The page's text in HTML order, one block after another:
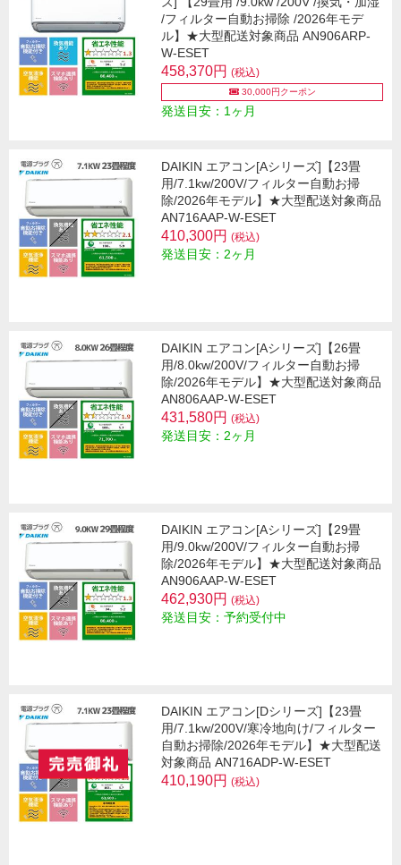
/フィルター自動お掃除 /2026年モデ
ル】★大型配送対象商品 AN906ARP-
W-ESET
458,370円 (税込)
30,000円クーポン
発送目安：1ヶ月
DAIKIN エアコン[Aシリーズ]【23畳
用/7.1kw/200V/フィルター自動お掃
除/2026年モデル】★大型配送対象商品
AN716AAP-W-ESET
410,300円 (税込)
発送目安：2ヶ月
DAIKIN エアコン[Aシリーズ]【26畳
用/8.0kw/200V/フィルター自動お掃
除/2026年モデル】★大型配送対象商品
AN806AAP-W-ESET
431,580円 (税込)
発送目安：2ヶ月
DAIKIN エアコン[Aシリーズ]【29畳
用/9.0kw/200V/フィルター自動お掃
除/2026年モデル】★大型配送対象商品
AN906AAP-W-ESET
462,930円 (税込)
発送目安：予約受付中
DAIKIN エアコン[Dシリーズ]【23畳
用/7.1kw/200V/寒冷地向け/フィルター
自動お掃除/2026年モデル】★大型配送
対象商品 AN716ADP-W-ESET
410,190円 (税込)